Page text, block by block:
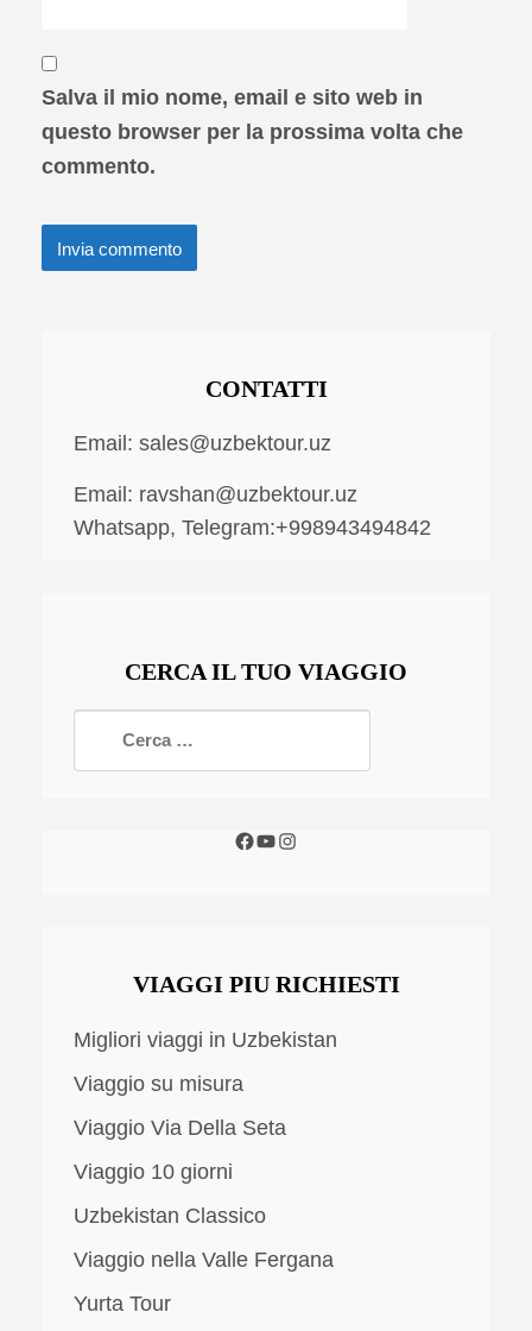
Salva il mio nome, email e sito web in
questo browser per la prossima volta che
commento.
CONTATTI
Email: sales@uzbektour.uz
Email: ravshan@uzbektour.uz
Whatsapp, Telegram:+998943494842
CERCA IL TUO VIAGGIO
VIAGGI PIU RICHIESTI
Migliori viaggi in Uzbekistan
Viaggio su misura
Viaggio Via Della Seta
Viaggio 10 giorni
Uzbekistan Classico
Viaggio nella Valle Fergana
Yurta Tour